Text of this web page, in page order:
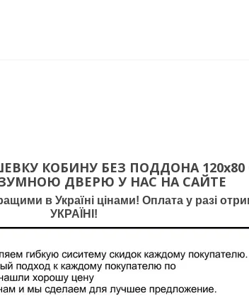
КОБИНУ БЕЗ ПОДДОНА
ДВЕРЮ У НАС НА САЙТЕ
в Україні цінами! Оплата у разі
УКРАЇНІ!